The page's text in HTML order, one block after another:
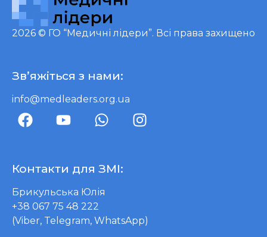
2026 © ГО “Медичні лідери”. Всі права захищено
Зв’яжіться з нами:
info@medleaders.org.ua
Контакти для ЗМІ:
Брикульська Юлія
+38 067 75 48 222
(Viber, Telegram, WhatsApp)